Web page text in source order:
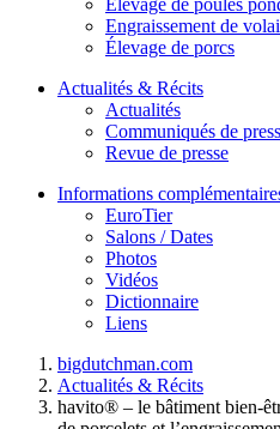
Élevage de poules
Engraissement de
Élevage de porcs
Actualités & Récits
Actualités
Communiqués de
Revue de presse
Informations
EuroTier
Salons / Dates
Photos
Vidéos
Dictionnaire
Liens
bigdutchman.com
Actualités & Récits
havito® – le bâtiment bien-